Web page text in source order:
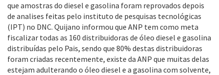
que amostras do diesel e gasolina foram reprovados depois
de analises feitas pelo instituto de pesquisas tecnológicas
(IPT) no DNC. Quijano informou que ANP tem como meta
fiscalizar todas as 160 distribuidoras de óleo diesel e gasolina
distribuídas pelo Pais, sendo que 80% destas distribuidoras
foram criadas recentemente, existe da ANP que muitas delas
estejam adulterando o óleo diesel e a gasolina com solvente,